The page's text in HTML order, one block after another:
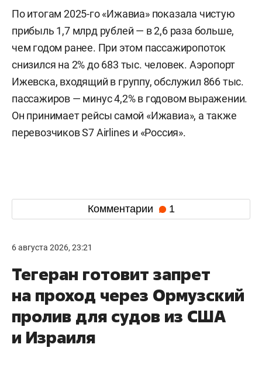
По итогам 2025-го «Ижавиа» показала чистую
прибыль 1,7 млрд рублей — в 2,6 раза больше,
чем годом ранее. При этом пассажиропоток
снизился на 2% до 683 тыс. человек. Аэропорт
Ижевска, входящий в группу, обслужил 866 тыс.
пассажиров — минус 4,2% в годовом выражении.
Он принимает рейсы самой «Ижавиа», а также
перевозчиков S7 Airlines и «Россия».
Комментарии 1
6 августа 2026, 23:21
Тегеран готовит запрет
на проход через Ормузский
пролив для судов из США
и Израиля